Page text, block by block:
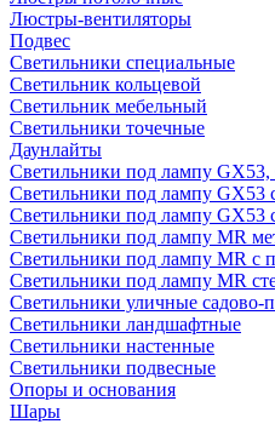
Люстры-вентиляторы
Подвес
Светильники специальные
Светильник кольцевой
Светильник мебельный
Светильники точечные
Даунлайты
Светильники под лампу GX53,
Светильники под лампу GX53
Светильники под лампу GX53
Светильники под лампу MR
Светильники под лампу MR с
Светильники под лампу MR
Светильники уличные садово-
Светильники ландшафтные
Светильники настенные
Светильники подвесные
Опоры и основания
Шары